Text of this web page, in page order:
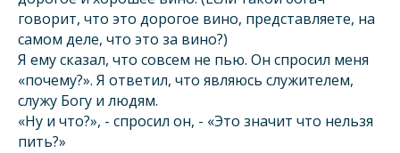
говорит, что это дорогое вино, представляете, на
самом деле, что это за вино?)
Я ему сказал, что совсем не пью. Он спросил меня
«почему?». Я ответил, что являюсь служителем,
служу Богу и людям.
«Ну и что?», - спросил он, - «Это значит что нельзя
пить?»